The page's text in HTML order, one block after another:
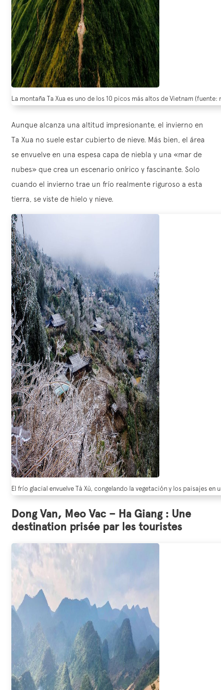
La montaña Ta Xua es uno de los 10 picos más altos de Vietnam (fuente:
Aunque alcanza una altitud impresionante, el invierno en
Ta Xua no suele estar cubierto de nieve. Más bien, el área
se envuelve en una espesa capa de niebla y una «mar de
nubes» que crea un escenario onírico y fascinante. Solo
cuando el invierno trae un frío realmente riguroso a esta
tierra, se viste de hielo y nieve.
El frío glacial envuelve Tà Xù, congelando la vegetación y los paisajes
Dong Van, Meo Vac – Ha Giang : Une
destination prisée par les touristes